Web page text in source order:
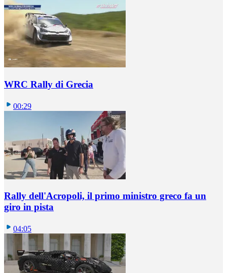
WRC Rally di Grecia
00:29
Rally dell'Acropoli, il primo ministro greco fa un
giro in pista
04:05